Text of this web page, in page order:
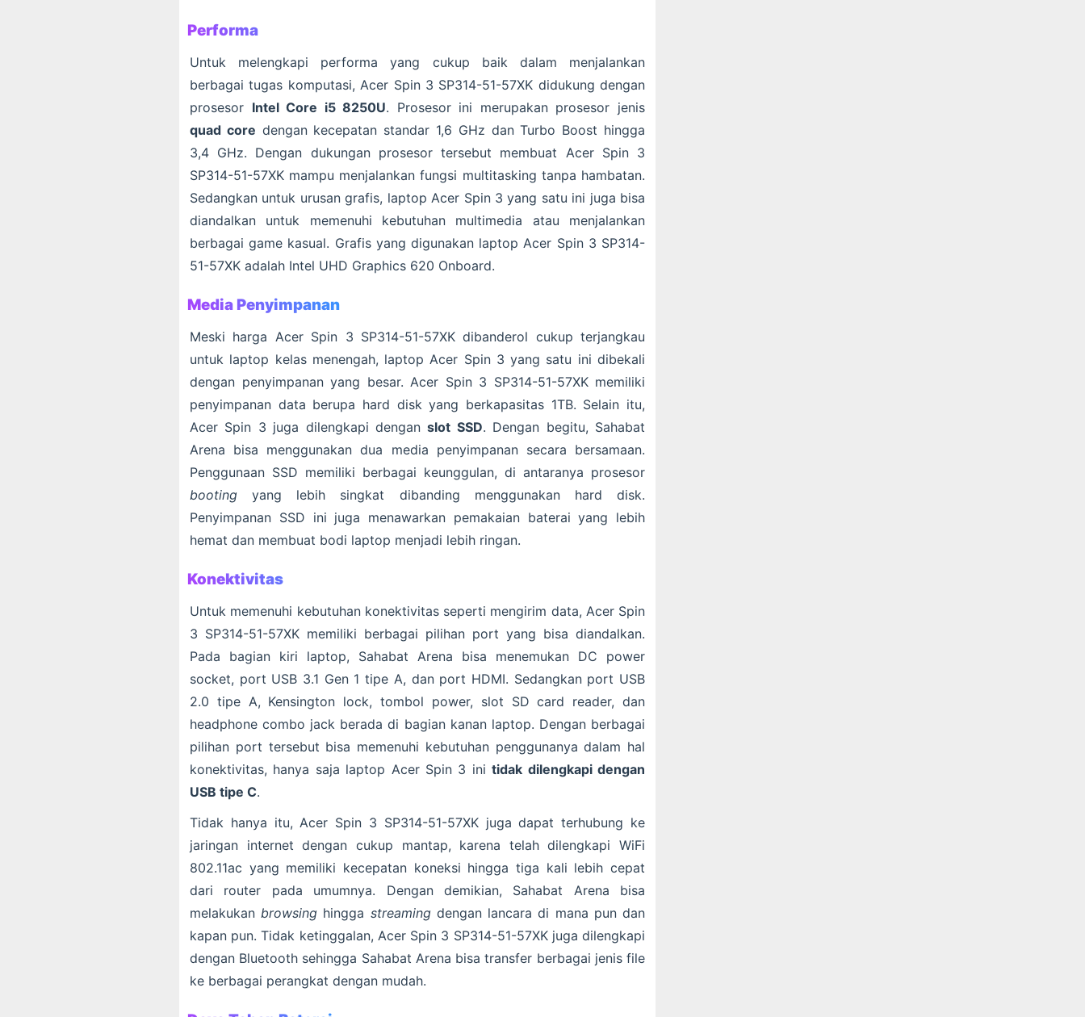
Performa
Untuk melengkapi performa yang cukup baik dalam menjalankan
berbagai tugas komputasi, Acer Spin 3 SP314-51-57XK didukung dengan
prosesor Intel Core i5 8250U. Prosesor ini merupakan prosesor jenis
quad core dengan kecepatan standar 1,6 GHz dan Turbo Boost hingga
3,4 GHz. Dengan dukungan prosesor tersebut membuat Acer Spin 3
SP314-51-57XK mampu menjalankan fungsi multitasking tanpa hambatan.
Sedangkan untuk urusan grafis, laptop Acer Spin 3 yang satu ini juga bisa
diandalkan untuk memenuhi kebutuhan multimedia atau menjalankan
berbagai game kasual. Grafis yang digunakan laptop Acer Spin 3 SP314-
51-57XK adalah Intel UHD Graphics 620 Onboard.
Media Penyimpanan
Meski harga Acer Spin 3 SP314-51-57XK dibanderol cukup terjangkau
untuk laptop kelas menengah, laptop Acer Spin 3 yang satu ini dibekali
dengan penyimpanan yang besar. Acer Spin 3 SP314-51-57XK memiliki
penyimpanan data berupa hard disk yang berkapasitas 1TB. Selain itu,
Acer Spin 3 juga dilengkapi denganslot SSD. Dengan begitu, Sahabat
Arena bisa menggunakan dua media penyimpanan secara bersamaan.
Penggunaan SSD memiliki berbagai keunggulan, di antaranya prosesor
bootingyang lebih singkat dibanding menggunakan hard disk.
Penyimpanan SSD ini juga menawarkan pemakaian baterai yang lebih
hemat dan membuat bodi laptop menjadi lebih ringan.
Konektivitas
Untuk memenuhi kebutuhan konektivitas seperti mengirim data, Acer Spin
3 SP314-51-57XK memiliki berbagai pilihan port yang bisa diandalkan.
Pada bagian kiri laptop, Sahabat Arena bisa menemukan DC power
socket, port USB 3.1 Gen 1 tipe A, dan port HDMI. Sedangkan port USB
2.0 tipe A, Kensington lock, tombol power, slot SD card reader, dan
headphone combo jack berada di bagian kanan laptop. Dengan berbagai
pilihan port tersebut bisa memenuhi kebutuhan penggunanya dalam hal
konektivitas, hanya saja laptop Acer Spin 3 initidak dilengkapi dengan
USB tipe C.
Tidak hanya itu, Acer Spin 3 SP314-51-57XK juga dapat terhubung ke
jaringan internet dengan cukup mantap, karena telah dilengkapi WiFi
802.11ac yang memiliki kecepatan koneksi hingga tiga kali lebih cepat
dari router pada umumnya. Dengan demikian, Sahabat Arena bisa
melakukanbrowsing hingga streamingdengan lancara di mana pun dan
kapan pun. Tidak ketinggalan, Acer Spin 3 SP314-51-57XK juga dilengkapi
dengan Bluetooth sehingga Sahabat Arena bisa transfer berbagai jenis file
ke berbagai perangkat dengan mudah.